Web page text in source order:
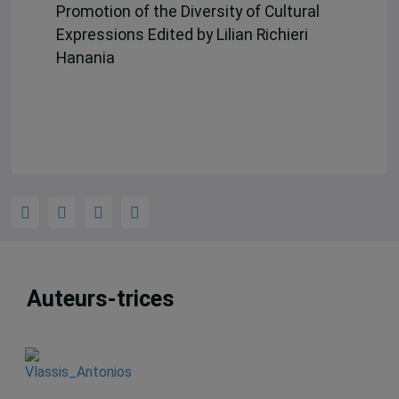
Promotion of the Diversity of Cultural
Expressions Edited by Lilian Richieri
Hanania
Auteurs-trices